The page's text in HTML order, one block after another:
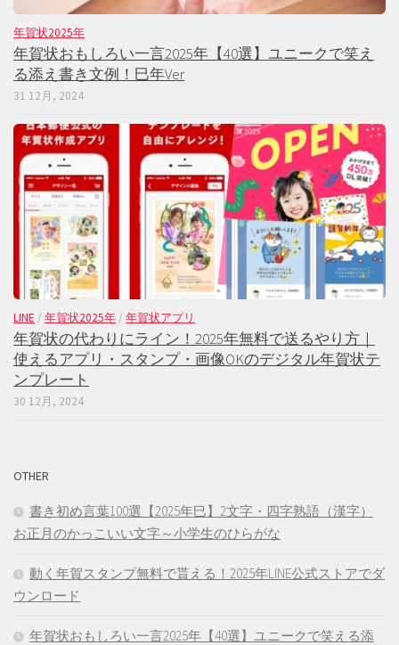
年賀状2025年
年賀状おもしろい一言2025年【40選】ユニークで笑え
る添え書き文例！巳年Ver
31 12月, 2024
LINE / 年賀状2025年 / 年賀状アプリ
年賀状の代わりにライン！2025年無料で送るやり方｜
使えるアプリ・スタンプ・画像OKのデジタル年賀状テ
ンプレート
30 12月, 2024
OTHER
書き初め言葉100選【2025年巳】2文字・四字熟語（漢字）
お正月のかっこいい文字～小学生のひらがな
動く年賀スタンプ無料で貰える！2025年LINE公式ストアでダ
ウンロード
年賀状おもしろい一言2025年【40選】ユニークで笑える添